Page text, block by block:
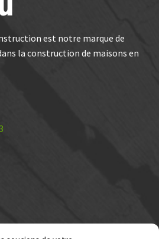
est notre marque de
la construction de maisons en